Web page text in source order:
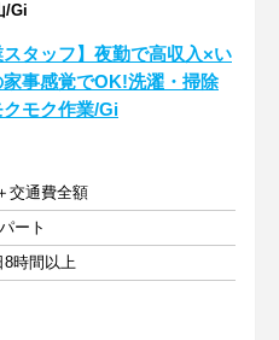
/Gi
スタッフ】夜勤で高収入×い
家事感覚でOK!洗濯・掃除
モク作業/Gi
交通費全額
ート
8時間以上